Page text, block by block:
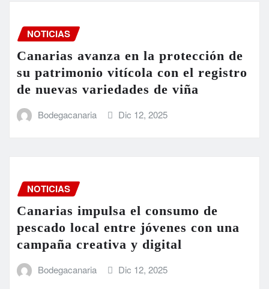
NOTICIAS
Canarias avanza en la protección de
su patrimonio vitícola con el registro
de nuevas variedades de viña
Bodegacanaria Dic 12, 2025
NOTICIAS
Canarias impulsa el consumo de
pescado local entre jóvenes con una
campaña creativa y digital
Bodegacanaria Dic 12, 2025